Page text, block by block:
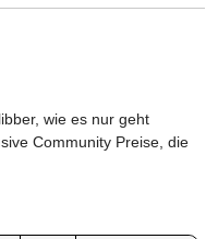
wie es nur geht
Community Preise, die